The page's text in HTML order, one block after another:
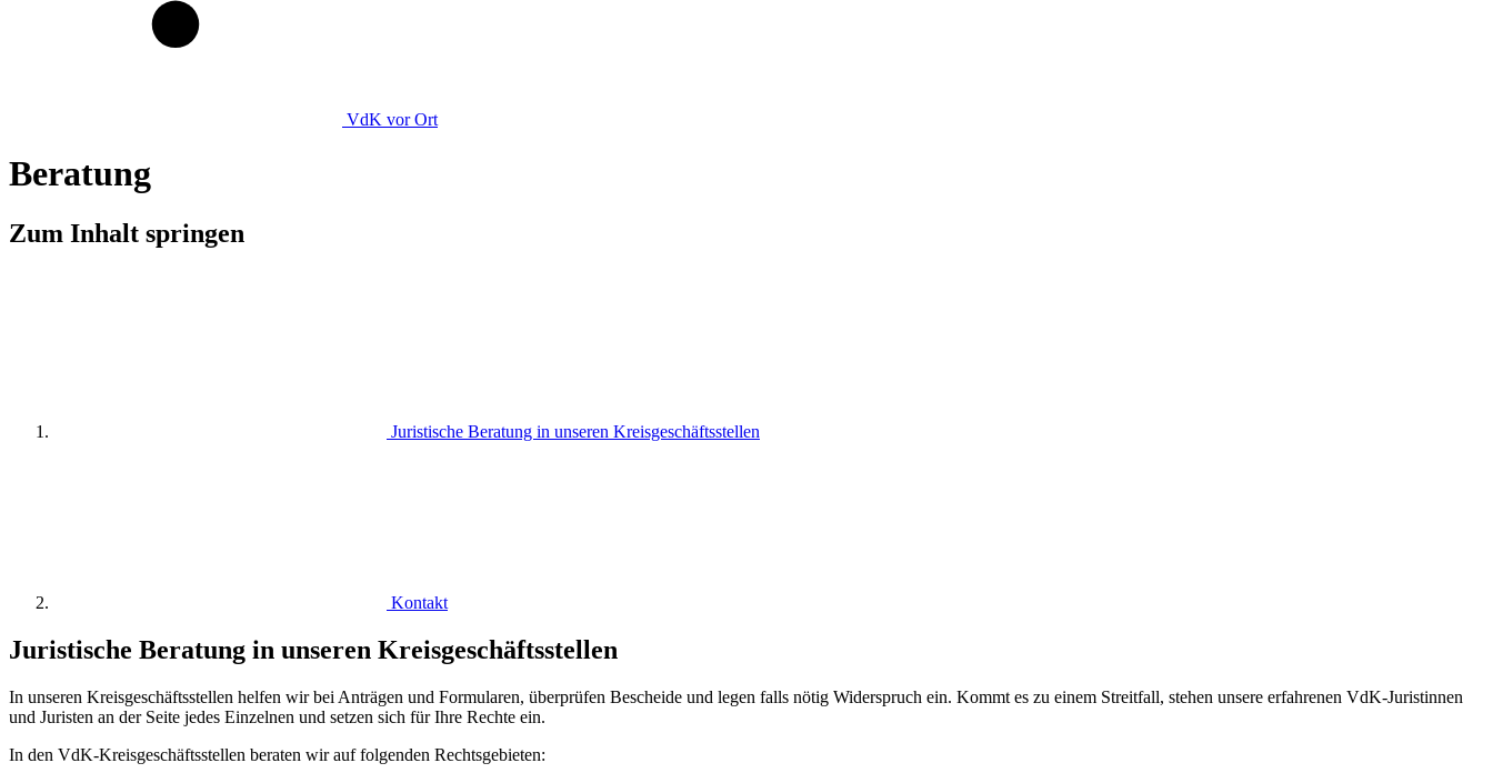
VdK vor Ort
Beratung
Zum Inhalt springen
Juristische Beratung in unseren Kreisgeschäftsstellen
Kontakt
Juristische Beratung in unseren Kreisgeschäftsstellen
In unseren Kreisgeschäftsstellen helfen wir bei Anträgen und Formularen, überprüfen Bescheide und legen falls nötig Widerspruch ein. Kommt es zu einem Streitfall, stehen unsere erfahrenen VdK-Juristinnen
und Juristen an der Seite jedes Einzelnen und setzen sich für Ihre Rechte ein.
In den VdK-Kreisgeschäftsstellen beraten wir auf folgenden Rechtsgebieten: